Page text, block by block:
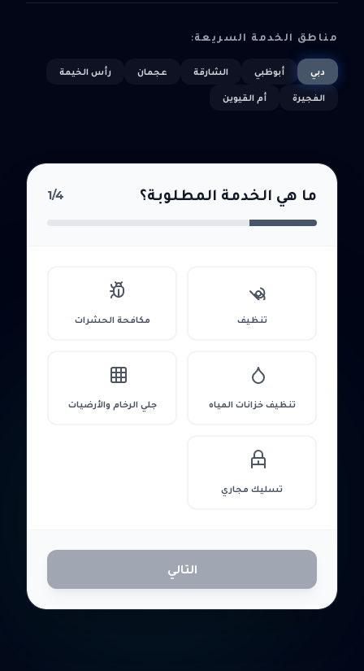
مناطق الخدمة السريعة:
دبي أبوظبي الشارقة عجمان رأس الخيمة
الفجيرة أم القيوين
ما هي الخدمة المطلوبة؟ 1/4
تنظيف مكافحة الحشرات
تنظيف خزانات المياه جلي الرخام والأرضيات
تسليك مجاري
التالي